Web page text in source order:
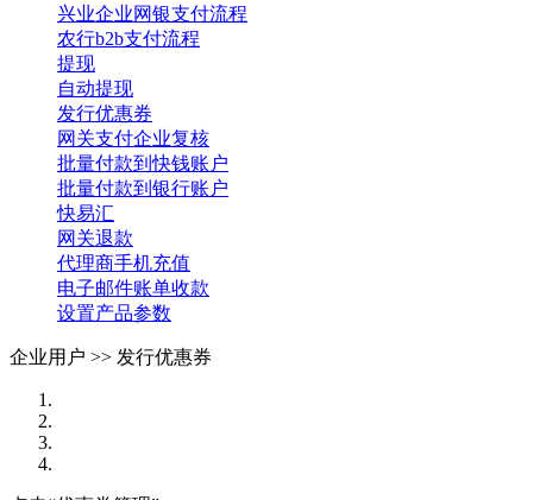
兴业企业网银支付流程
农行b2b支付流程
提现
自动提现
发行优惠券
网关支付企业复核
批量付款到快钱账户
批量付款到银行账户
快易汇
网关退款
代理商手机充值
电子邮件账单收款
设置产品参数
企业用户 >> 发行优惠券